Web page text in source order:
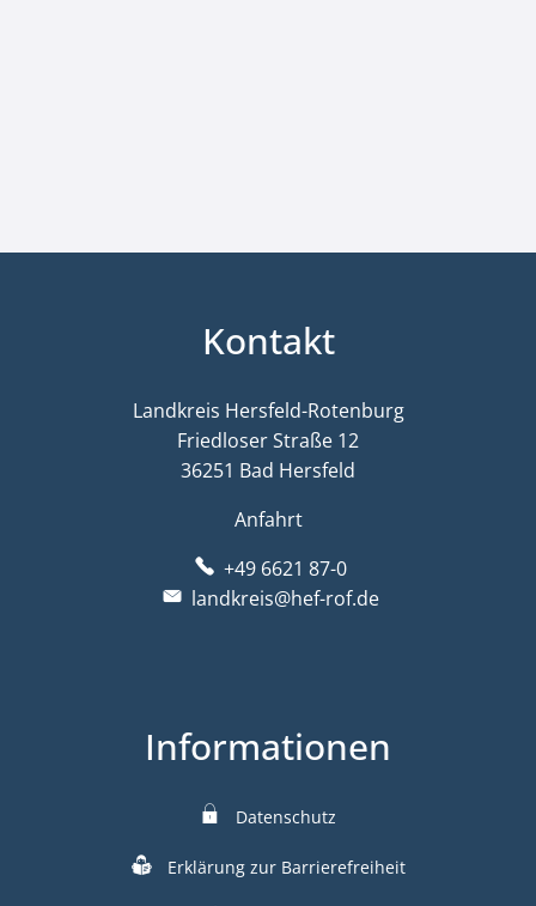
Kontakt
Landkreis Hersfeld-Rotenburg
Friedloser Straße 12
36251 Bad Hersfeld
Anfahrt
+49 6621 87-0
landkreis@hef-rof.de
Informationen
Datenschutz
Erklärung zur Barrierefreiheit